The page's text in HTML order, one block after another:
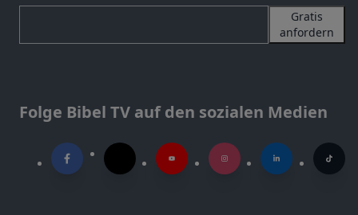
Gratis
anfordern
Folge Bibel TV auf den sozialen Medien